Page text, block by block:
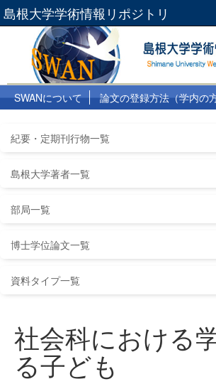
島根大学学術情報リポジトリ
SWANについて 論文の登録方法（学内の
紀要・定期刊行物一覧
島根大学著者一覧
部局一覧
博士学位論文一覧
資料タイプ一覧
社会科における
る子ども